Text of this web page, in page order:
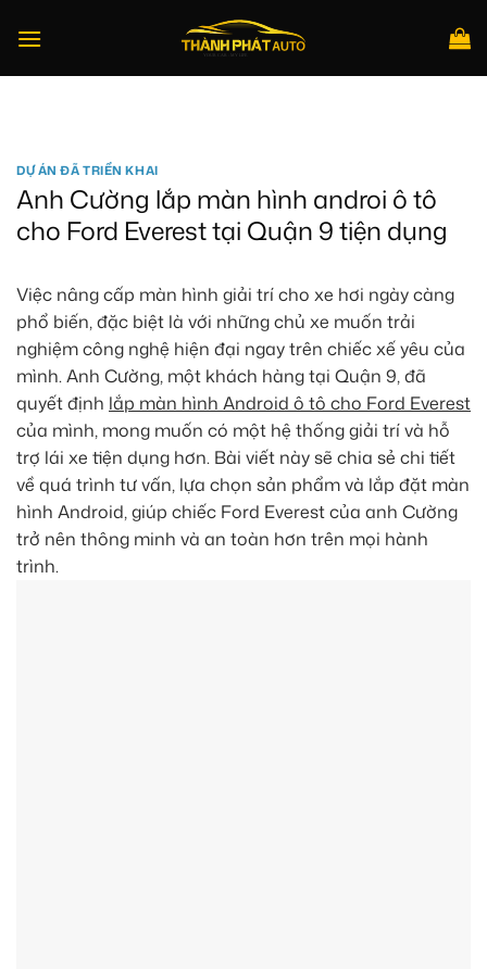
qua
DỰ ÁN ĐÃ TRIỂN KHAI
Anh Cường lắp màn hình androi ô tô
cho Ford Everest tại Quận 9 tiện dụng
Việc nâng cấp màn hình giải trí cho xe hơi ngày càng
phổ biến, đặc biệt là với những chủ xe muốn trải
nghiệm công nghệ hiện đại ngay trên chiếc xế yêu của
mình. Anh Cường, một khách hàng tại Quận 9, đã
quyết định lắp màn hình Android ô tô cho Ford Everest
của mình, mong muốn có một hệ thống giải trí và hỗ
trợ lái xe tiện dụng hơn. Bài viết này sẽ chia sẻ chi tiết
về quá trình tư vấn, lựa chọn sản phẩm và lắp đặt màn
hình Android, giúp chiếc Ford Everest của anh Cường
trở nên thông minh và an toàn hơn trên mọi hành
trình.